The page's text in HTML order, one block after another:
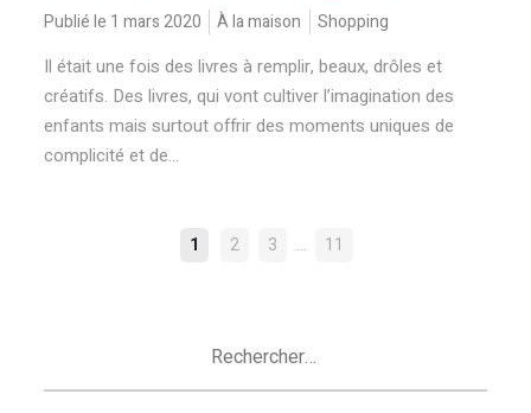
Publié le 1 mars 2020 À la maison Shopping
Il était une fois des livres à remplir, beaux, drôles et
créatifs. Des livres, qui vont cultiver l’imagination des
enfants mais surtout offrir des moments uniques de
complicité et de...
NAVIGATION
1 2 3 … 11